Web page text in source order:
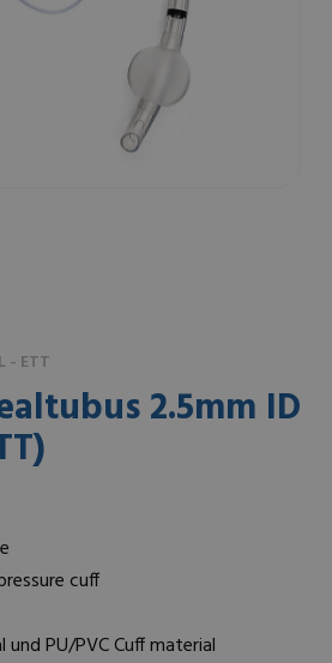
- ETT
2.5mm ID
cuff
und PU/PVC Cuff material